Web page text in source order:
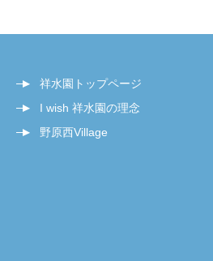
祥水園トップページ
I wish 祥水園の理念
野原西Village